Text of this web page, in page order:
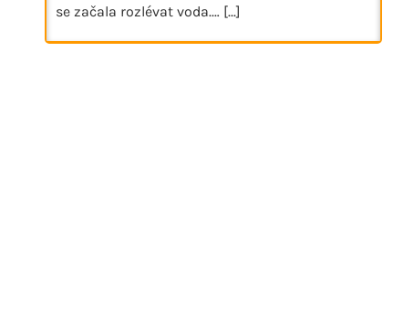
se začala rozlévat voda.… [...]